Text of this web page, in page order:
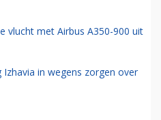
vlucht met Airbus A350-900 uit
in wegens zorgen over